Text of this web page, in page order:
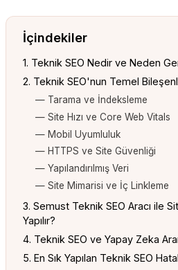
İçindekiler
1. Teknik SEO Nedir ve Neden
2. Teknik SEO'nun Temel
— Tarama ve İndeksleme
— Site Hızı ve Core Web Vitals
— Mobil Uyumluluk
— HTTPS ve Site Güvenliği
— Yapılandırılmış Veri
— Site Mimarisi ve İç Linkleme
3. Semust Teknik SEO Aracı ile
Yapılır?
4. Teknik SEO ve Yapay Zeka
5. En Sık Yapılan Teknik SEO